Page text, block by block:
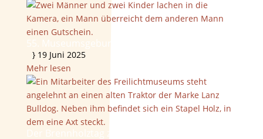
}19 Juni 2025
Mehr lesen